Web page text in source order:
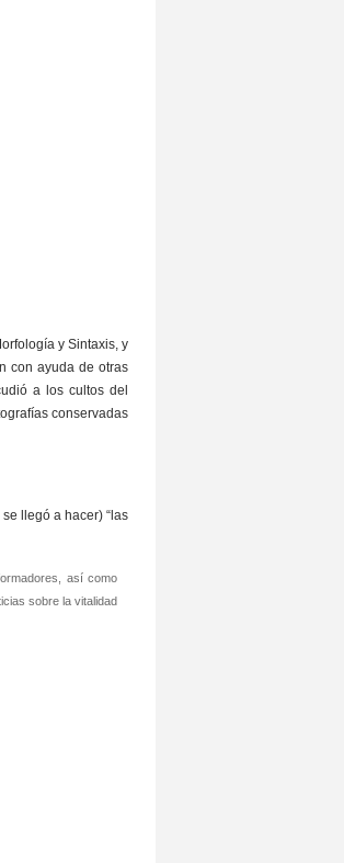
y Sintaxis, y
con ayuda de otras
a los cultos del
conservadas
llegó a hacer) “las
así como
sobre la vitalidad